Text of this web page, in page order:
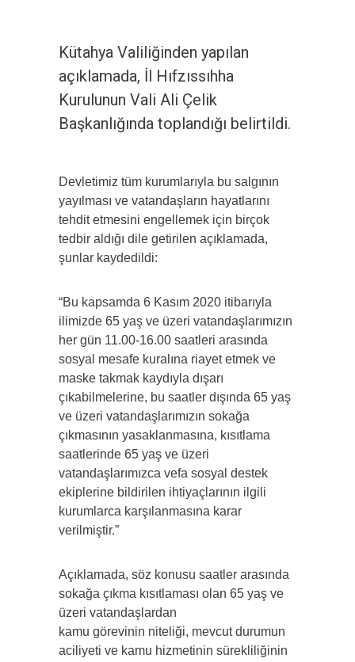
Kütahya Valiliğinden yapılan
açıklamada, İl Hıfzıssıhha
Kurulunun Vali Ali Çelik
Başkanlığında toplandığı belirtildi.
Devletimiz tüm kurumlarıyla bu salgının
yayılması ve vatandaşların hayatlarını
tehdit etmesini engellemek için birçok
tedbir aldığı dile getirilen açıklamada,
şunlar kaydedildi:
“Bu kapsamda 6 Kasım 2020 itibarıyla
ilimizde 65 yaş ve üzeri vatandaşlarımızın
her gün 11.00-16.00 saatleri arasında
sosyal mesafe kuralına riayet etmek ve
maske takmak kaydıyla dışarı
çıkabilmelerine, bu saatler dışında 65 yaş
ve üzeri vatandaşlarımızın sokağa
çıkmasının yasaklanmasına, kısıtlama
saatlerinde 65 yaş ve üzeri
vatandaşlarımızca vefa sosyal destek
ekiplerine bildirilen ihtiyaçlarının ilgili
kurumlarca karşılanmasına karar
verilmiştir.”
Açıklamada, söz konusu saatler arasında
sokağa çıkma kısıtlaması olan 65 yaş ve
üzeri vatandaşlardan
kamu görevinin niteliği, mevcut durumun
aciliyeti ve kamu hizmetinin sürekliliğinin